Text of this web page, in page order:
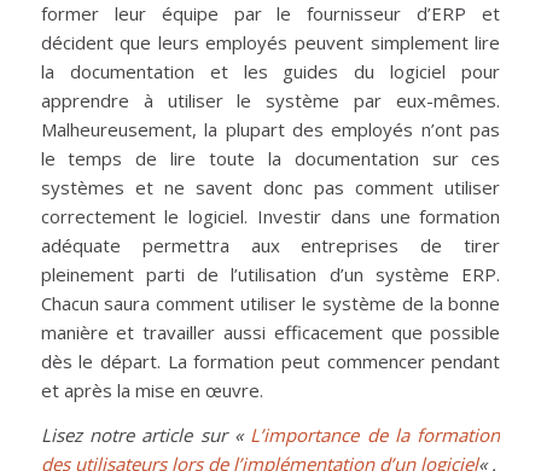
former leur équipe par le fournisseur d’ERP et
décident que leurs employés peuvent simplement lire
la documentation et les guides du logiciel pour
apprendre à utiliser le système par eux-mêmes.
Malheureusement, la plupart des employés n’ont pas
le temps de lire toute la documentation sur ces
systèmes et ne savent donc pas comment utiliser
correctement le logiciel. Investir dans une formation
adéquate permettra aux entreprises de tirer
pleinement parti de l’utilisation d’un système ERP.
Chacun saura comment utiliser le système de la bonne
manière et travailler aussi efficacement que possible
dès le départ. La formation peut commencer pendant
et après la mise en œuvre.
Lisez notre article sur « L’importance de la formation
des utilisateurs lors de l’implémentation d’un logiciel« .